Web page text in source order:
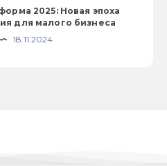
2025: Новая эпоха
для малого бизнеса
18.11.2024